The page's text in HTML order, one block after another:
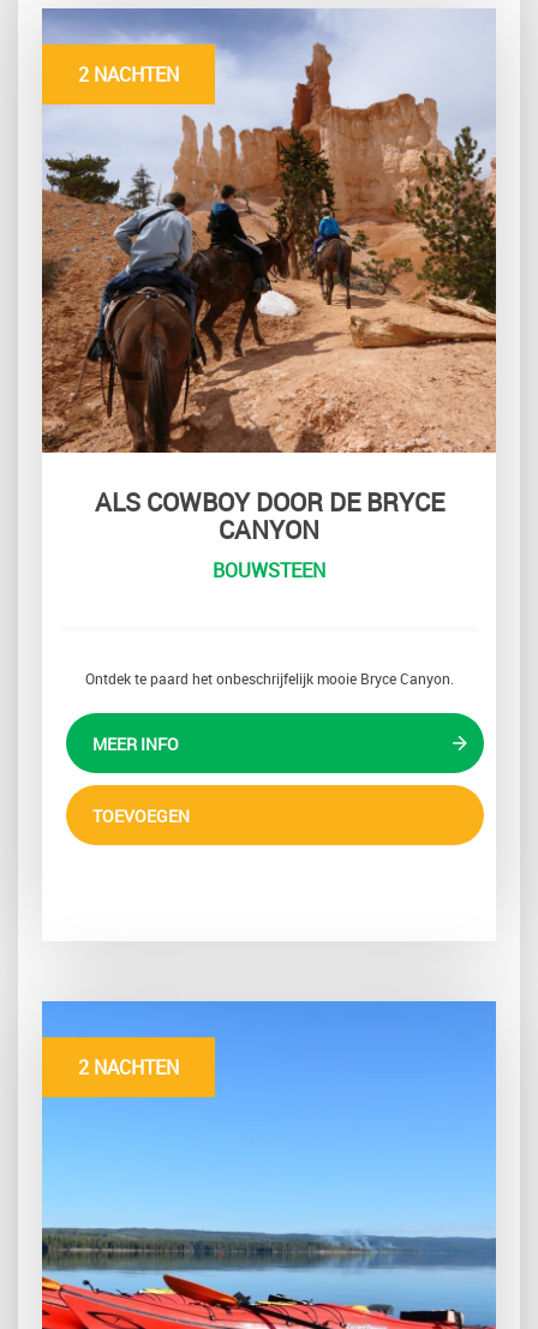
2 NACHTEN
ALS COWBOY DOOR DE BRYCE
CANYON
BOUWSTEEN
Ontdek te paard het onbeschrijfelijk mooie Bryce Canyon.
MEER INFO
TOEVOEGEN
2 NACHTEN